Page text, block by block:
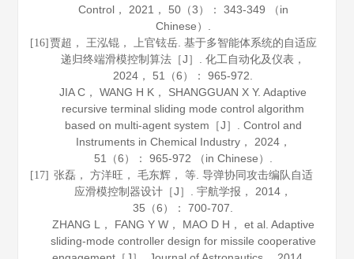
Control， 2021 ， 50（3）： 343-349 （in
Chinese）.
[16] 贾超， 王泓锟， 上官铉岳. 基于多智能体系统的自适应
递归终端滑模控制算法［J］.化工自动化及仪表 ，
2024 ， 51
（6）： 965-972.
JIA C， WANG H K， SHANGGUAN X Y. Adaptive
recursive terminal sliding mode control algorithm
based on multi-agent system［J］. Control and
Instruments in Chemical Industry， 2024，
51
（6）： 965-972 （in Chinese）.
[17] 张磊， 方洋旺， 毛东辉， 等. 导弹协同攻击编队自适
应滑模控制器设计［J］.宇航学报 ， 2014 ，
35 （6）： 700-707.
ZHANG L， FANG Y W， MAO D H， et al. Adaptive
sliding-mode controller design for missile cooperative